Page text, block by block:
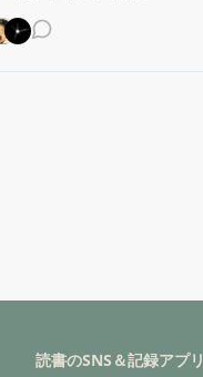
読書のSNS＆記録アプリ